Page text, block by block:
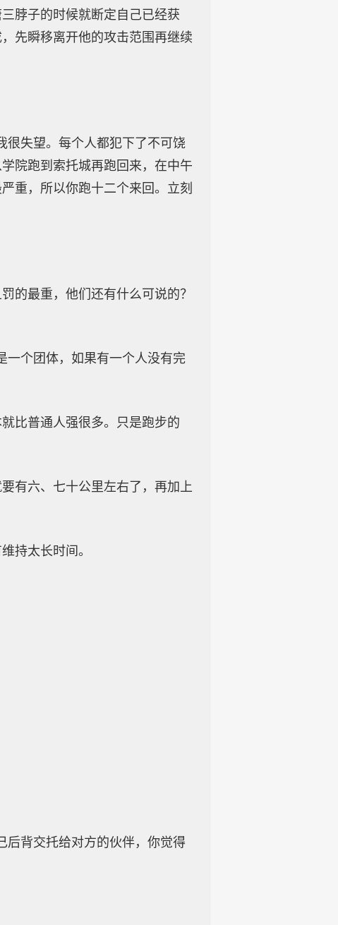
脖子的时候就断定自己已经获
先瞬移离开他的攻击范围再继续
很失望。每个人都犯下了不可饶
院跑到索托城再跑回来，在中午
重，所以你跑十二个来回。立刻
的最重，他们还有什么可说的？
一个团体，如果有一个人没有完
比普通人强很多。只是跑步的
有六、七十公里左右了，再加上
持太长时间。
后背交托给对方的伙伴，你觉得